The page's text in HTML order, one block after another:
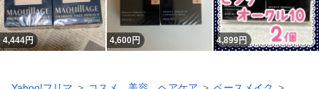
4,444円 4,600円 4,899円